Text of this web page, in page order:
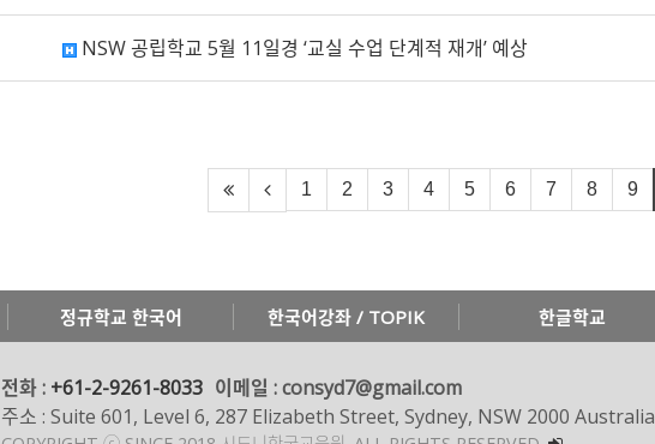
NSW 공립학교 5월 11일경 ‘교실 수업 단계적 재개’ 예상
1 2 3 4 5 6 7 8 9
정규학교 한국어 한국어강좌 / TOPIK 한글학교
전화 : +61-2-9261-8033 이메일 : consyd7@gmail.com
주소 : Suite 601, Level 6, 287 Elizabeth Street, Sydney, NSW 2000 Australia